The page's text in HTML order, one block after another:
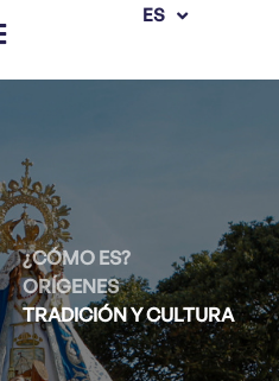
ES
EN
¿CÓMO ES?
ORÍGENES
TRADICIÓN Y CULTURA